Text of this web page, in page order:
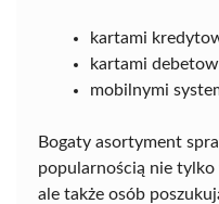
kartami
kartami
mobilnymi
Bogaty asortyment
popularnością nie
ale także osób